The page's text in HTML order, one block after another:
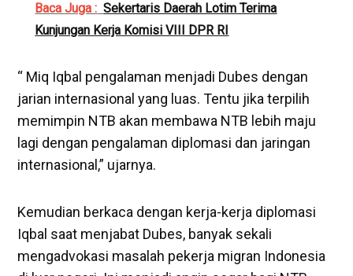
Baca Juga : Sekertaris Daerah Lotim Terima
Kunjungan Kerja Komisi VIII DPR RI
“ Miq Iqbal pengalaman menjadi Dubes dengan
jarian internasional yang luas. Tentu jika terpilih
memimpin NTB akan membawa NTB lebih maju
lagi dengan pengalaman diplomasi dan jaringan
internasional,” ujarnya.
Kemudian berkaca dengan kerja-kerja diplomasi
Iqbal saat menjabat Dubes, banyak sekali
mengadvokasi masalah pekerja migran Indonesia